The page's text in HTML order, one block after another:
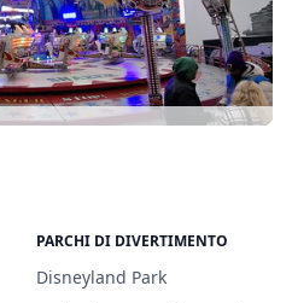
PARCHI DI DIVERTIMENTO
Disneyland Park